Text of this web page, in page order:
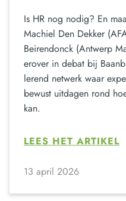
Is HR nog nodig? En
Machiel Den Dekker
Beirendonck (Antwerp
erover in debat bij
lerend netwerk waar
bewust uitdagen rond
kan.
LEES HET ARTIKEL
13 april 2026